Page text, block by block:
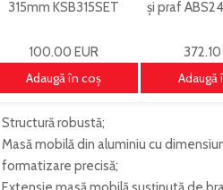
315mm KSB315SET
100.00 EUR
Adaugă în coş
și praf
372.10
Adaugă
Structură robustă;
Masă mobilă din aluminiu cu
formatizare precisă;